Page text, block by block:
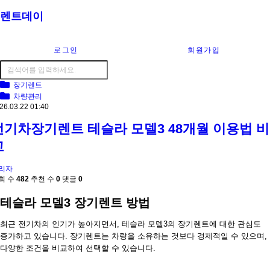
렌트데이
로그인 회원가입
장기렌트
차량관리
01:40
기차장기렌트 테슬라 모델3 48개월 이용법 비
자
수 482 추천 수 0 댓글 0
테슬라 모델3 장기렌트 방법
최근 전기차의 인기가 높아지면서, 테슬라 모델3의 장기렌트에 대한 관심도
증가하고 있습니다. 장기렌트는 차량을 소유하는 것보다 경제적일 수 있으며,
다양한 조건을 비교하여 선택할 수 있습니다.